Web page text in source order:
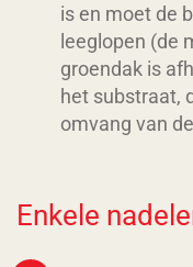
is en moet de
leeglopen (de
groendak is
het substraat,
omvang van
Enkele